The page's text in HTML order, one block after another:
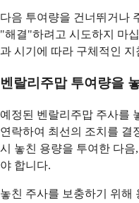
다음 투여량을 건너뛰거나
"해결"하려고 시도하지 마
과 시기에 따라 구체적인
벤랄리주맙 투여량을
예정된 벤랄리주맙 주사를
연락하여 최선의 조치를 결
시 놓친 용량을 투여한 다
야 합니다.
놓친 주사를 보충하기 위해